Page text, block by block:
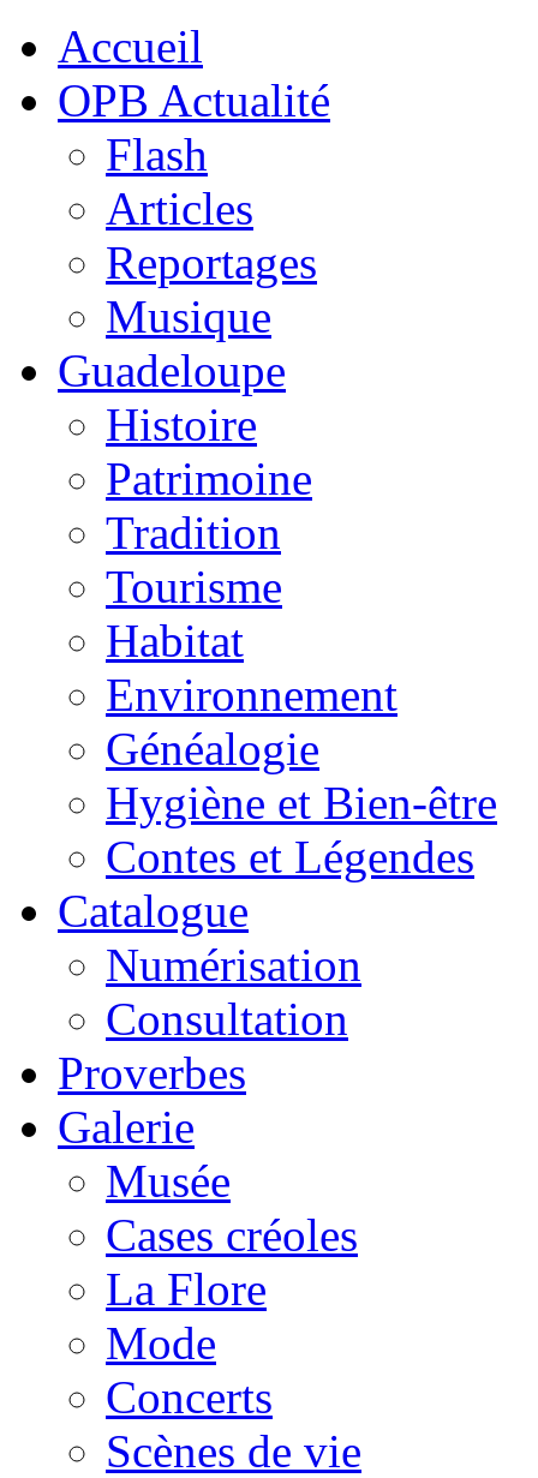
Accueil
OPB Actualité
Flash
Articles
Reportages
Musique
Guadeloupe
Histoire
Patrimoine
Tradition
Tourisme
Habitat
Environnement
Généalogie
Hygiène et Bien-être
Contes et Légendes
Catalogue
Numérisation
Consultation
Proverbes
Galerie
Musée
Cases créoles
La Flore
Mode
Concerts
Scènes de vie